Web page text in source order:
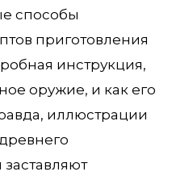
способы
приготовления
инструкция,
оружие, и как его
иллюстрации